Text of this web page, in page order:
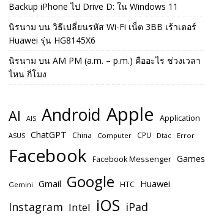
Backup iPhone ไป Drive D: ใน Windows 11
นิรนาม บน วิธีเปลี่ยนรหัส Wi-Fi เน็ต 3BB เร้าเตอร์
Huawei รุ่น HG8145X6
นิรนาม บน AM PM (a.m. – p.m.) คืออะไร ช่วงเวลา
ไหน กี่โมง
AI AIS Android Apple Application
ASUS ChatGPT China Computer CPU Dtac Error
Facebook Facebook Messenger Games
Gemini Gmail Google HTC Huawei
Instagram Intel iOS iPad